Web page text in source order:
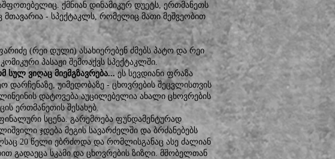
ქმნიან დინამიკურ დუეტს, ერთმანეთს
მთავარია - სპექტაკლს, რომელიც მათი მეშვეობით
(რეი დული) ასახიერებენ ძმებს პატო და რეი
პასაჟი შემოაქვს სპექტაკლში.
სულ ვიღაც მიემგზავრება...ეს სევდიანი ფრაზა
დარჩენაზე, უიმედობაზე - ცხოვრების შეცვლისთვის
დატოვება აუცილებელია ახალი ცხოვრების
ერთმანეთის შესახებ.
სცენა. გარემოება ფუნდამენტურად
ჯდება მეგის სავარძელში და ბრძანებებს
20 წელი ებრძოდა და რომლისგანაც ასე ძალიან
გადაეცა სკამი და ცხოვრების ზიზღი. მშობელთან